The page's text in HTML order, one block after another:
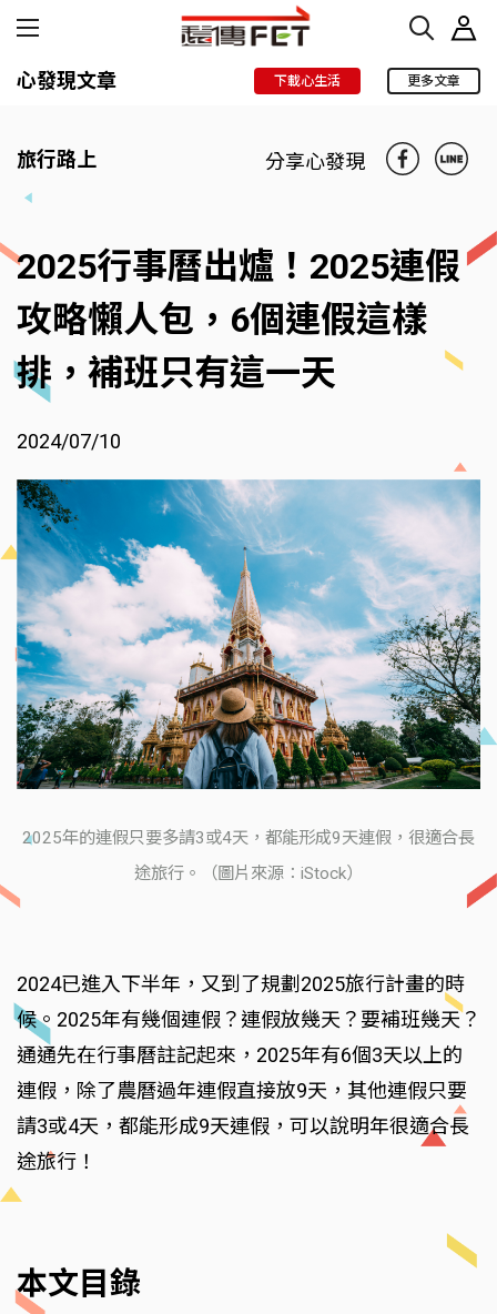
心發現文章 下載心生活 更多文章
旅行路上 分享心發現
2025行事曆出爐！2025連假
攻略懶人包，6個連假這樣
排，補班只有這一天
2024/07/10
2025年的連假只要多請3或4天，都能形成9天連假，很適合長
途旅行。（圖片來源：iStock）
2024已進入下半年，又到了規劃2025旅行計畫的時
候。2025年有幾個連假？連假放幾天？要補班幾天？
通通先在行事曆註記起來，2025年有6個3天以上的
連假，除了農曆過年連假直接放9天，其他連假只要
請3或4天，都能形成9天連假，可以說明年很適合長
途旅行！
本文目錄